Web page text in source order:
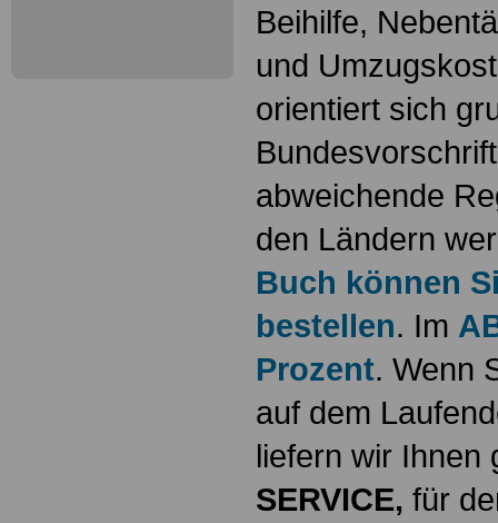
Beihilfe,
und
orientiert sich
abweichende
den Ländern
Buch können
bestellen. Im
Prozent. Wenn
auf dem
liefern wir
SERVICE, für